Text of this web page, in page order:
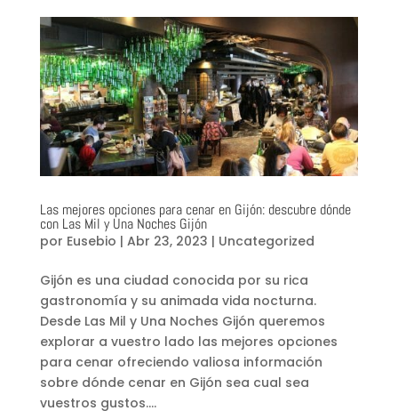
Las mejores opciones para cenar en Gijón: descubre dónde
con Las Mil y Una Noches Gijón
por Eusebio | Abr 23, 2023 | Uncategorized
Gijón es una ciudad conocida por su rica
gastronomía y su animada vida nocturna.
Desde Las Mil y Una Noches Gijón queremos
explorar a vuestro lado las mejores opciones
para cenar ofreciendo valiosa información
sobre dónde cenar en Gijón sea cual sea
vuestros gustos....